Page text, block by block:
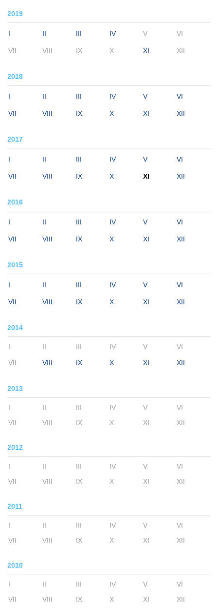
2019
I II III IV V VI
VII VIII IX X XI XII
2018
I II III IV V VI
VII VIII IX X XI XII
2017
I II III IV V VI
VII VIII IX X XI XII
2016
I II III IV V VI
VII VIII IX X XI XII
2015
I II III IV V VI
VII VIII IX X XI XII
2014
I II III IV V VI
VII VIII IX X XI XII
2013
I II III IV V
VI
VII
VIII IX X XI XII
2012
I II III IV V
VI
VII
VIII IX X XI XII
2011
I II III IV V
VI
VII
VIII IX X XI XII
2010
I II III IV V
VI
VII
VIII IX X XI XII